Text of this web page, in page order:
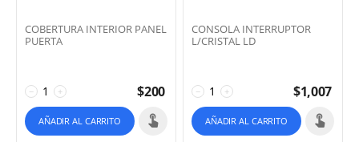
COBERTURA INTERIOR PANEL
PUERTA
+
− $200
AÑADIR AL CARRITO
CONSOLA INTERRUPTOR
L/CRISTAL LD
+
− $1,007
AÑADIR AL CARRITO